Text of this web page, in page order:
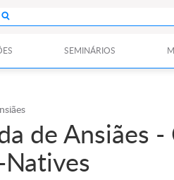
SEMINÁRIOS
de Ansiães